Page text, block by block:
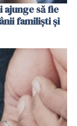
să fie
familiști și